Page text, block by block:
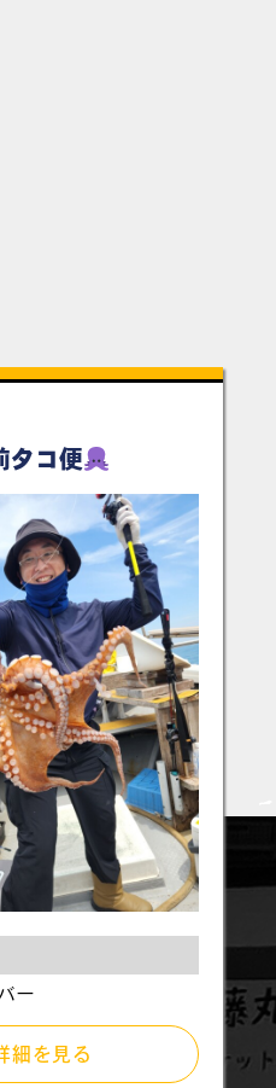
タコ便
ー
細を見る